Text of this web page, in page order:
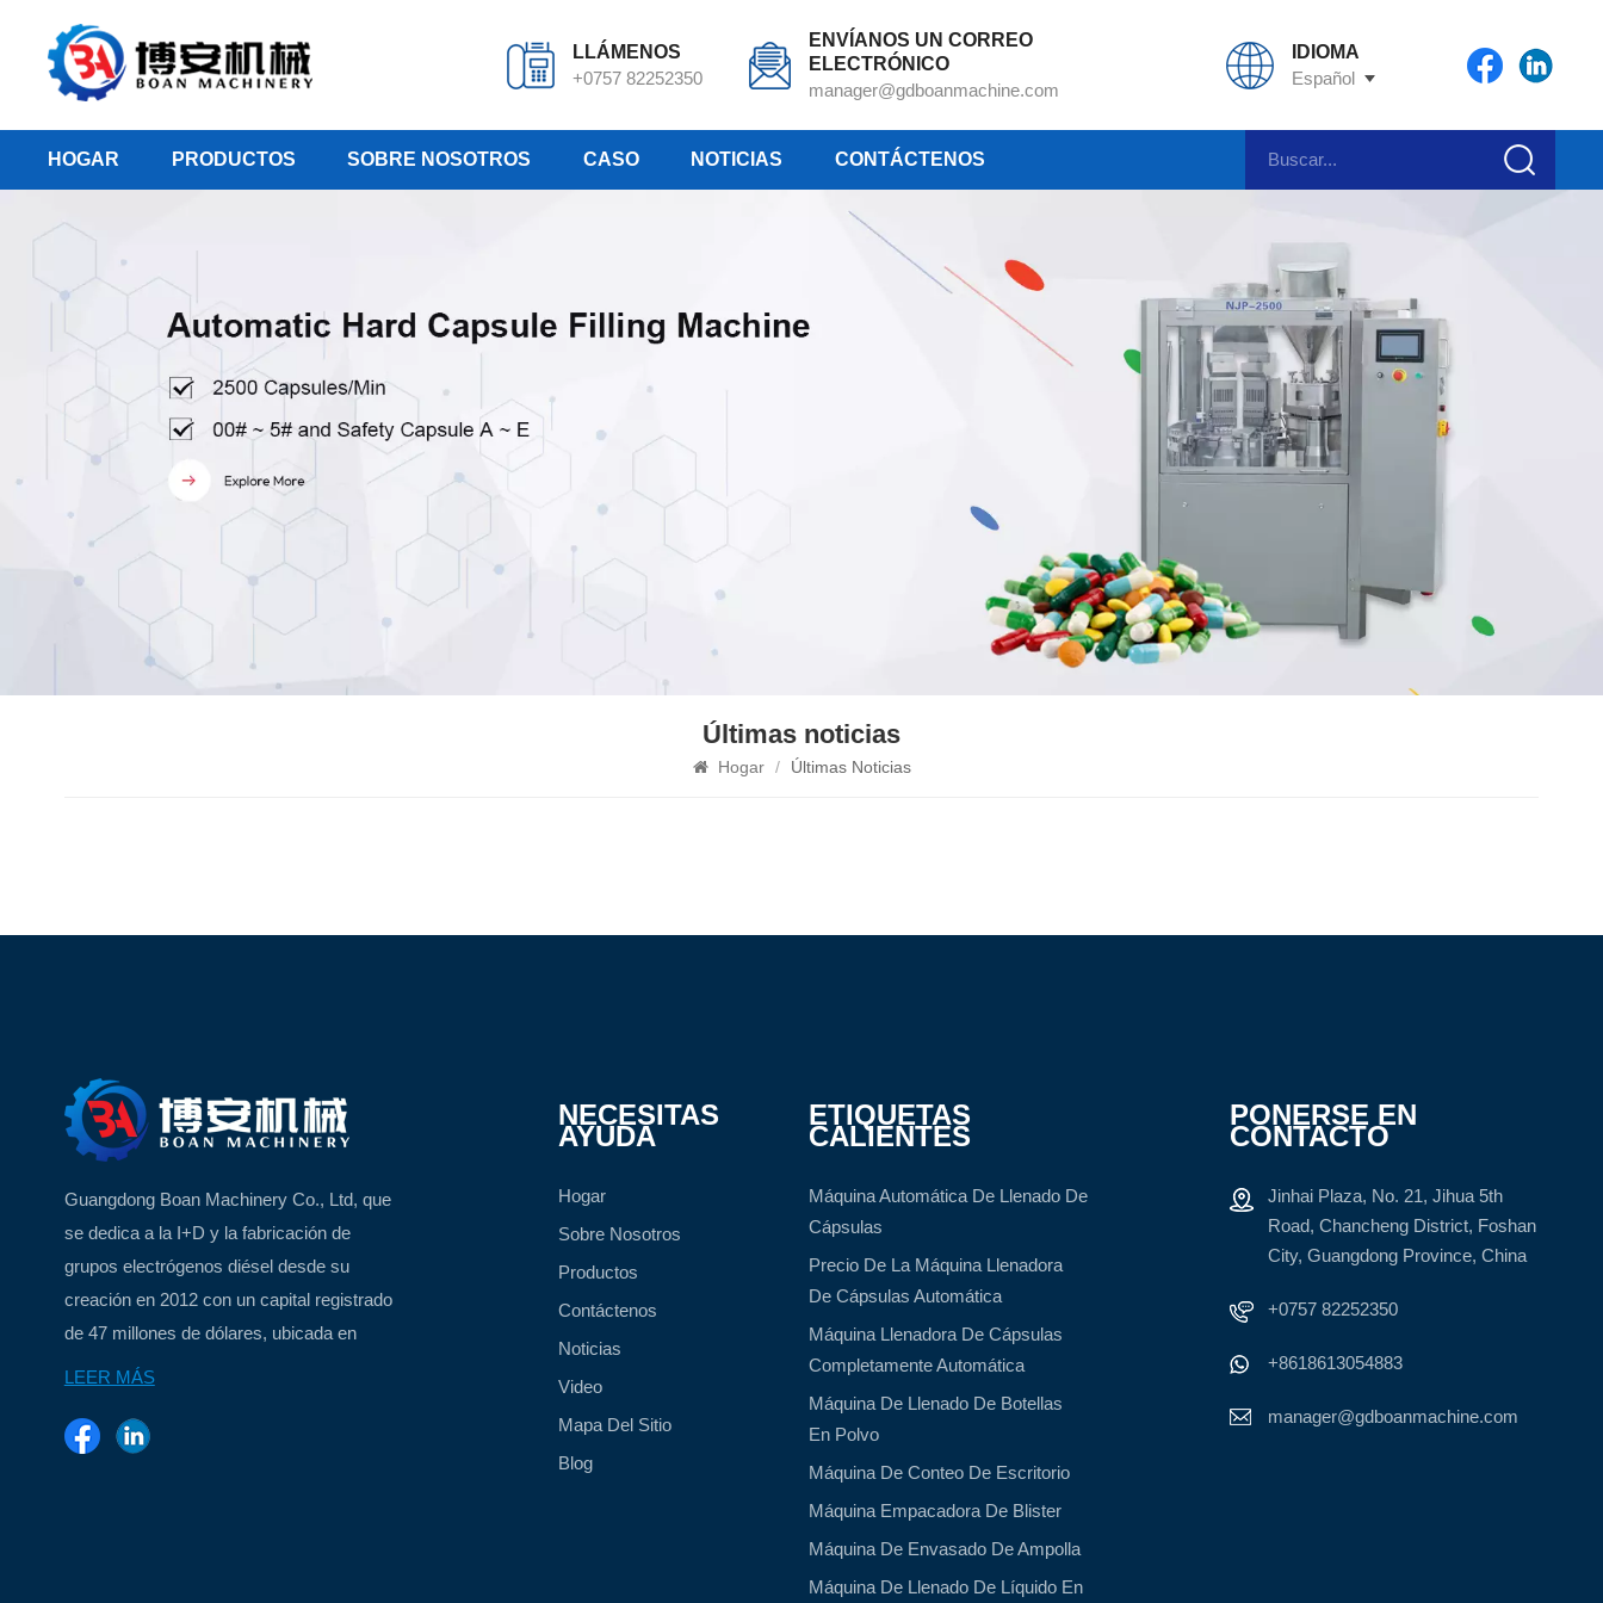
LLÁMENOS
+0757 82252350
ENVÍANOS UN CORREO
ELECTRÓNICO
manager@gdboanmachine.com
IDIOMA
Español
HOGAR PRODUCTOS SOBRE NOSOTROS CASO NOTICIAS CONTÁCTENOS
Últimas noticias
Hogar / Últimas Noticias
Guangdong Boan Machinery Co., Ltd, que
se dedica a la I+D y la fabricación de
grupos electrógenos diésel desde su
creación en 2012 con un capital registrado
de 47 millones de dólares, ubicada en
Xiamen, China, una hermosa ciudad
LEER MÁS
NECESITAS
AYUDA
Hogar
Sobre Nosotros
Productos
Contáctenos
Noticias
Video
Mapa Del Sitio
Blog
ETIQUETAS
CALIENTES
Máquina Automática De Llenado De
Cápsulas
Precio De La Máquina Llenadora
De Cápsulas Automática
Máquina Llenadora De Cápsulas
Completamente Automática
Máquina De Llenado De Botellas
En Polvo
Máquina De Conteo De Escritorio
Máquina Empacadora De Blister
Máquina De Envasado De Ampolla
Máquina De Llenado De Líquido En
PONERSE EN
CONTACTO
Jinhai Plaza, No. 21, Jihua 5th
Road, Chancheng District, Foshan
City, Guangdong Province, China
+0757 82252350
+8618613054883
manager@gdboanmachine.com